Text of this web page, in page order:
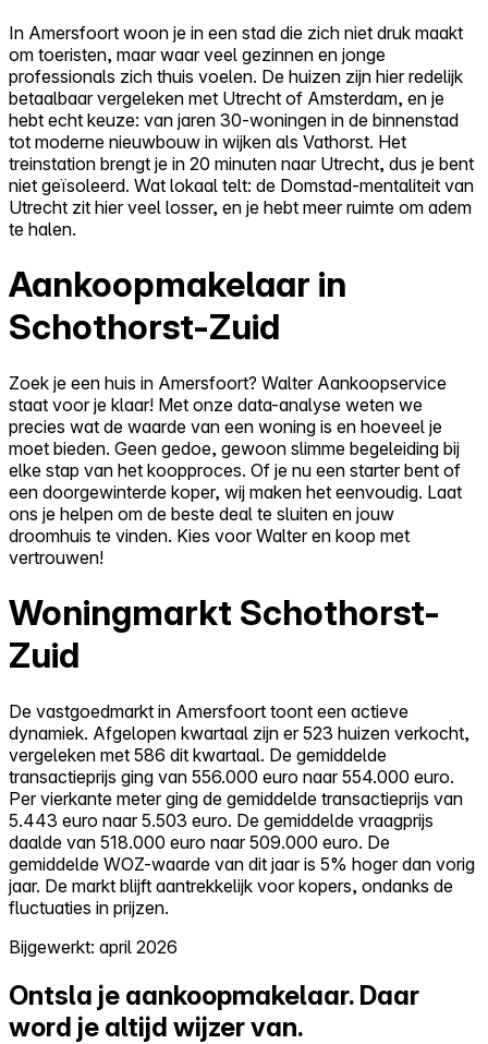
In Amersfoort woon je in een stad die zich niet druk maakt
om toeristen, maar waar veel gezinnen en jonge
professionals zich thuis voelen. De huizen zijn hier redelijk
betaalbaar vergeleken met Utrecht of Amsterdam, en je
hebt echt keuze: van jaren 30-woningen in de binnenstad
tot moderne nieuwbouw in wijken als Vathorst. Het
treinstation brengt je in 20 minuten naar Utrecht, dus je bent
niet geïsoleerd. Wat lokaal telt: de Domstad-mentaliteit van
Utrecht zit hier veel losser, en je hebt meer ruimte om adem
te halen.
Aankoopmakelaar in
Schothorst-Zuid
Zoek je een huis in Amersfoort? Walter Aankoopservice
staat voor je klaar! Met onze data-analyse weten we
precies wat de waarde van een woning is en hoeveel je
moet bieden. Geen gedoe, gewoon slimme begeleiding bij
elke stap van het koopproces. Of je nu een starter bent of
een doorgewinterde koper, wij maken het eenvoudig. Laat
ons je helpen om de beste deal te sluiten en jouw
droomhuis te vinden. Kies voor Walter en koop met
vertrouwen!
Woningmarkt Schothorst-
Zuid
De vastgoedmarkt in Amersfoort toont een actieve
dynamiek. Afgelopen kwartaal zijn er 523 huizen verkocht,
vergeleken met 586 dit kwartaal. De gemiddelde
transactieprijs ging van 556.000 euro naar 554.000 euro.
Per vierkante meter ging de gemiddelde transactieprijs van
5.443 euro naar 5.503 euro. De gemiddelde vraagprijs
daalde van 518.000 euro naar 509.000 euro. De
gemiddelde WOZ-waarde van dit jaar is 5% hoger dan vorig
jaar. De markt blijft aantrekkelijk voor kopers, ondanks de
fluctuaties in prijzen.
Bijgewerkt: april 2026
Ontsla je aankoopmakelaar. Daar
word je altijd wijzer van.